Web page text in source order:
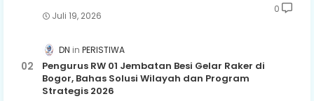
Juli 19, 2026
0
DN PERISTIWA
Pengurus RW 01 Jembatan Besi Gelar Raker di
Bogor, Bahas Solusi Wilayah dan Program
Strategis 2026